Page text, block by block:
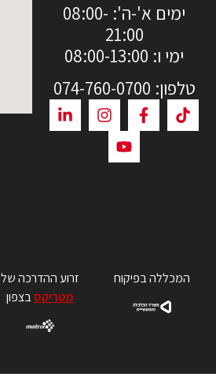
ימים א'-ה': 08:00-
21:00
ימי ו: 08:00-13:00
טלפון: 074-760-0700
המכללה בפיקוח
זרוע ההדרכה של
מטריקסבצפון